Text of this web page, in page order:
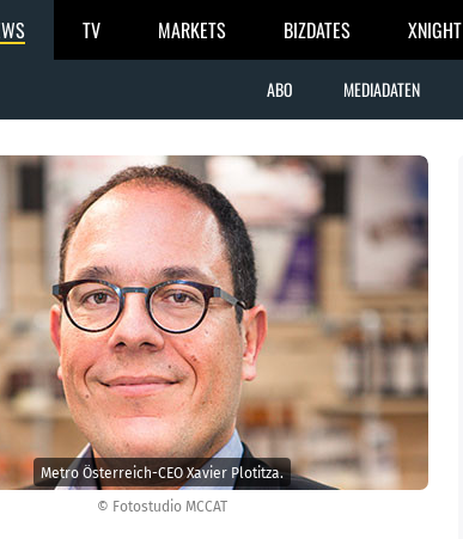
TV MARKETS BIZDATES XNIGHT
ABO MEDIADATEN
© Fotostudio MCCAT
Metro Österreich-CEO Xavier Plotitza.